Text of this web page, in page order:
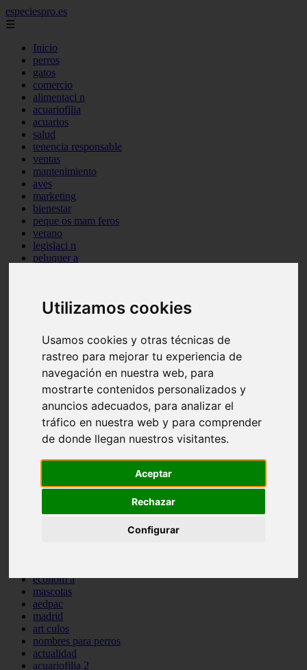
Utilizamos cookies
Usamos cookies y otras técnicas de
rastreo para mejorar tu experiencia de
navegación en nuestra web, para
mostrarte contenidos personalizados y
anuncios adecuados, para analizar el
tráfico en nuestra web y para comprender
de donde llegan nuestros visitantes.
Aceptar
Rechazar
Configurar
especiespro.es
☰
Inicio
perros
gatos
comercio
alimentaci n
acuariofilia
acuarios
salud
tenencia responsable
ventas
mantenimiento
aves
marketing
bienestar
peque os mam feros
verano
legislaci n
peluquer a
consejos
reptiles
abandono
adopci n
ferias
higiene
snacks
acuario
iberzoo propet
comercios
cr a
especies invasoras
econom a
mascotas
aedpac
madrid
art culos
nombres para perros
actualidad
acuariofilia 2